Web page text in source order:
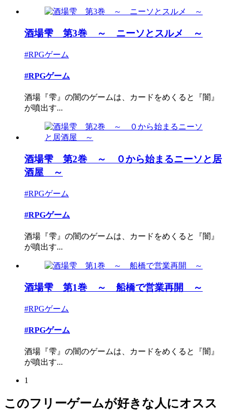
酒場雫 第3巻 ～ ニーソとスルメ ～
#RPGゲーム
#RPGゲーム
酒場『雫』の闇のゲームは、カードをめくると『闇』
が噴出す...
酒場雫 第2巻 ～ ０から始まるニーソと居
酒屋 ～
#RPGゲーム
#RPGゲーム
酒場『雫』の闇のゲームは、カードをめくると『闇』
が噴出す...
酒場雫 第1巻 ～ 船橋で営業再開 ～
#RPGゲーム
#RPGゲーム
酒場『雫』の闇のゲームは、カードをめくると『闇』
が噴出す...
1
このフリーゲームが好きな人にオスス